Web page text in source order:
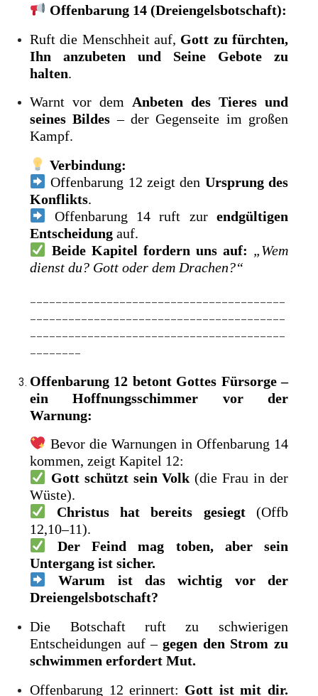
Offenbarung 14 (Dreiengelsbotschaft):
Ruft die Menschheit auf, Gott zu fürchten,
Ihn anzubeten und Seine Gebote zu
halten.
Warnt vor dem Anbeten des Tieres und
seines Bildes – der Gegenseite im großen
Kampf.
Verbindung:
Offenbarung 12 zeigt den Ursprung des
Konflikts.
Offenbarung 14 ruft zur endgültigen
Entscheidung auf.
Beide Kapitel fordern uns auf: „Wem
dienst du? Gott oder dem Drachen?“
Offenbarung 12 betont Gottes Fürsorge –
ein Hoffnungsschimmer vor der
Warnung:
Bevor die Warnungen in Offenbarung 14
kommen, zeigt Kapitel 12:
Gott schützt sein Volk (die Frau in der
Wüste).
Christus hat bereits gesiegt(Offb
12,10–11).
Der Feind mag toben, aber sein
Untergang ist sicher.
Warum ist das wichtig vor der
Dreiengelsbotschaft?
Die Botschaft ruft zu schwierigen
Entscheidungen auf –gegen den Strom zu
schwimmen erfordert Mut.
Offenbarung 12 erinnert: Gott ist mit dir.